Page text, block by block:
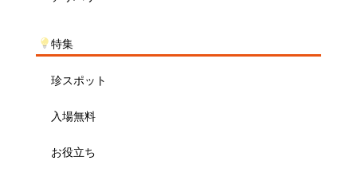
特集
珍スポット
入場無料
お役立ち